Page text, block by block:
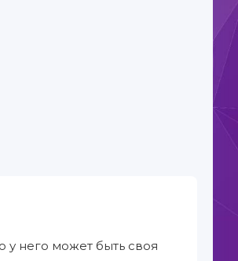
него может быть своя